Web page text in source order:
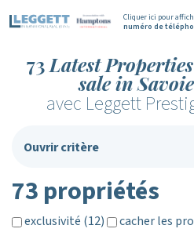
Cliquer ici pour
numéro de
73 Latest
sale in Savoie
avec Leggett
Ouvrir critère
73 propriétés
exclusivité (12) cacher les